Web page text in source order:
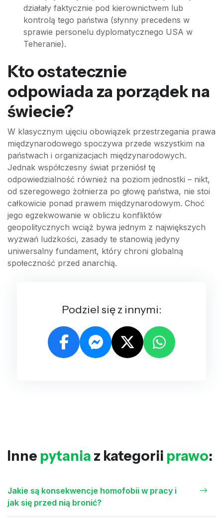
działały faktycznie pod kierownictwem lub
kontrolą tego państwa (słynny precedens w
sprawie personelu dyplomatycznego USA w
Teheranie).
Kto ostatecznie
odpowiada za porządek na
świecie?
W klasycznym ujęciu obowiązek przestrzegania prawa
międzynarodowego spoczywa przede wszystkim na
państwach i organizacjach międzynarodowych.
Jednak współczesny świat przeniósł tę
odpowiedzialność również na poziom jednostki – nikt,
od szeregowego żołnierza po głowę państwa, nie stoi
całkowicie ponad prawem międzynarodowym. Choć
jego egzekwowanie w obliczu konfliktów
geopolitycznych wciąż bywa jednym z największych
wyzwań ludzkości, zasady te stanowią jedyny
uniwersalny fundament, który chroni globalną
społeczność przed anarchią.
Podziel się z innymi:
Inne pytania z kategorii prawo:
Jakie są konsekwencje homofobii w pracy i
jak się przed nią bronić?